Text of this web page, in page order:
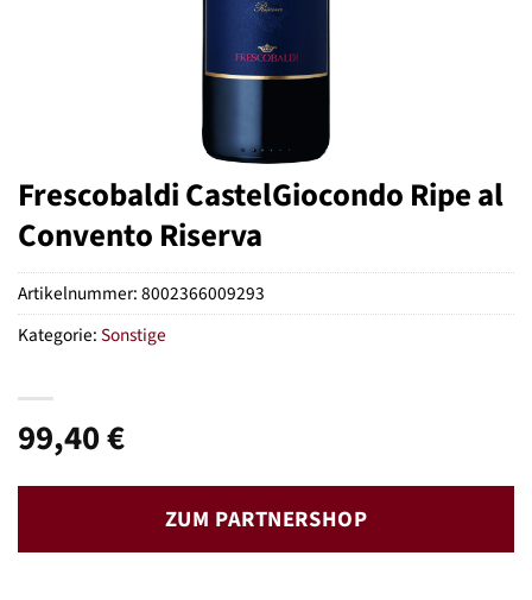
Frescobaldi CastelGiocondo Ripe al
Convento Riserva
99,40€
ZUM PARTNERSHOP
Artikelnummer:8002366009293
Kategorie:Sonstige